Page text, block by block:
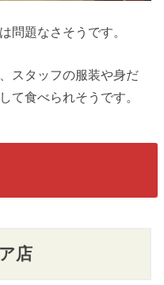
問題なさそうです。
スタッフの服装や身だ
て食べられそうです。
店